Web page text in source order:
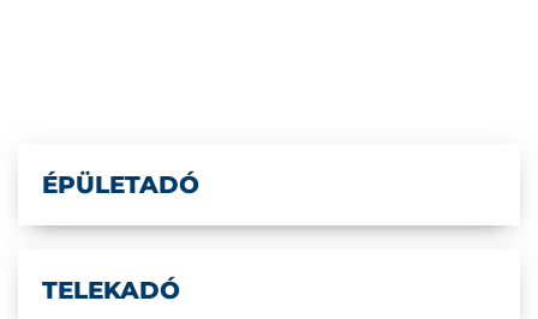
ÉPÜLETADÓ
TELEKADÓ